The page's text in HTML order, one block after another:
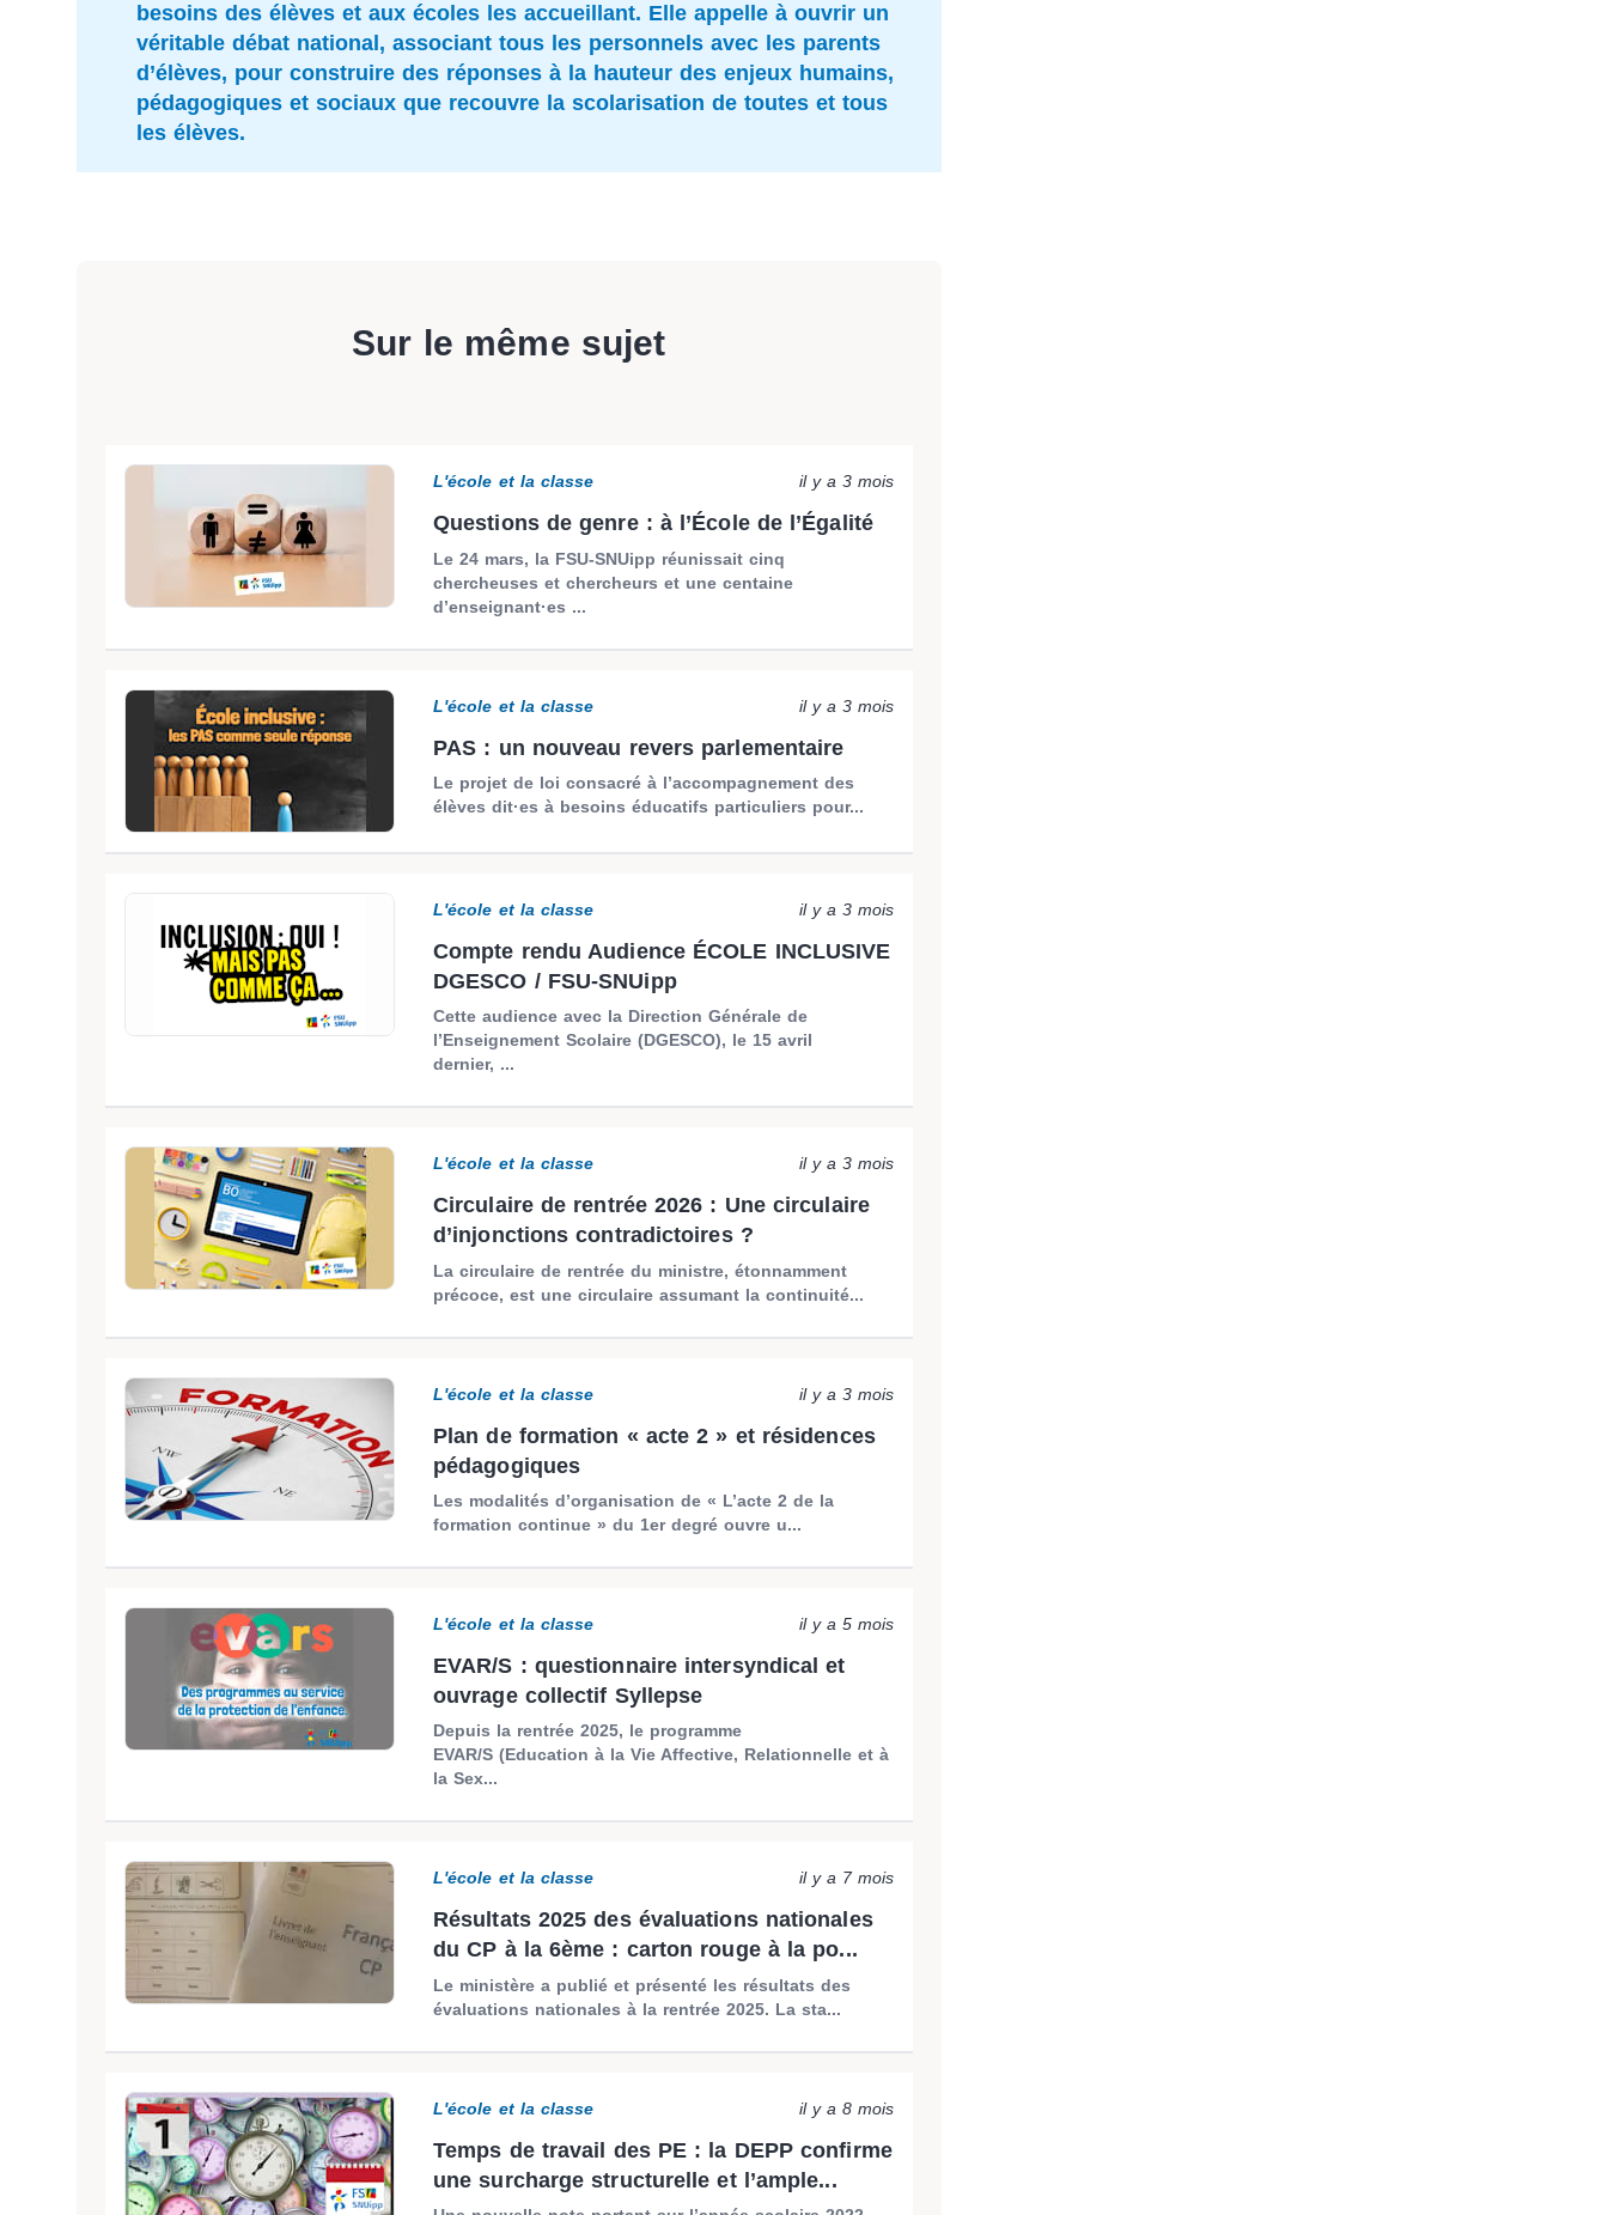
besoins des élèves et aux écoles les accueillant. Elle appelle à ouvrir un
véritable débat national, associant tous les personnels avec les parents
d’élèves, pour construire des réponses à la hauteur des enjeux humains,
pédagogiques et sociaux que recouvre la scolarisation de toutes et tous
les élèves.
Sur le même sujet
L'école et la classe il y a 3 mois
Questions de genre : à l’École de l’Égalité
Le 24 mars, la FSU-SNUipp réunissait cinq
chercheuses et chercheurs et une centaine
d’enseignant·es ...
L'école et la classe il y a 3 mois
PAS : un nouveau revers parlementaire
Le projet de loi consacré à l’accompagnement des
élèves dit·es à besoins éducatifs particuliers pour...
L'école et la classe il y a 3 mois
Compte rendu Audience ÉCOLE INCLUSIVE
DGESCO / FSU-SNUipp
Cette audience avec la Direction Générale de
l’Enseignement Scolaire (DGESCO), le 15 avril
dernier, ...
L'école et la classe il y a 3 mois
Circulaire de rentrée 2026 : Une circulaire
d’injonctions contradictoires ?
La circulaire de rentrée du ministre, étonnamment
précoce, est une circulaire assumant la continuité...
L'école et la classe il y a 3 mois
Plan de formation « acte 2 » et résidences
pédagogiques
Les modalités d’organisation de « L’acte 2 de la
formation continue » du 1er degré ouvre u...
L'école et la classe il y a 5 mois
EVAR/S : questionnaire intersyndical et
ouvrage collectif Syllepse
Depuis la rentrée 2025, le programme
EVAR/S (Education à la Vie Affective, Relationnelle et à
la Sex...
L'école et la classe il y a 7 mois
Résultats 2025 des évaluations nationales
du CP à la 6ème : carton rouge à la po...
Le ministère a publié et présenté les résultats des
évaluations nationales à la rentrée 2025. La sta...
L'école et la classe il y a 8 mois
Temps de travail des PE : la DEPP confirme
une surcharge structurelle et l’ample...